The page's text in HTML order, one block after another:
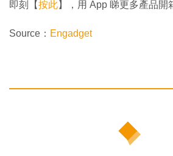
即刻【按此】，用 App 睇更多產品開
Source： Engadget